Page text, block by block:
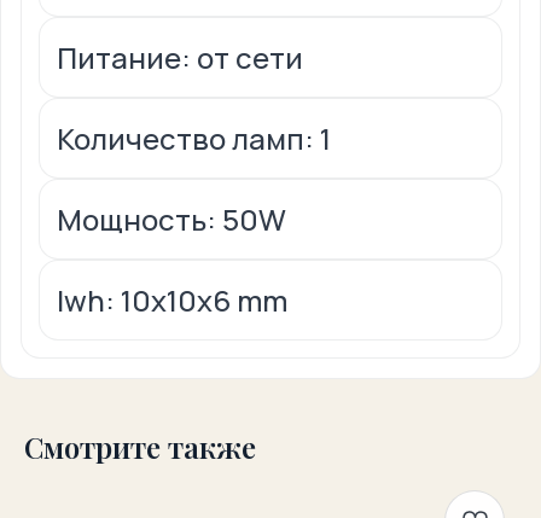
Питание: от сети
Количество ламп: 1
Мощность: 50W
lwh: 10x10x6 mm
Смотрите также